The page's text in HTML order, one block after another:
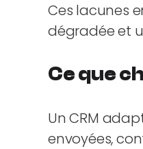
Ces lacunes
dégradée et
Ce que
Un CRM
envoyées,